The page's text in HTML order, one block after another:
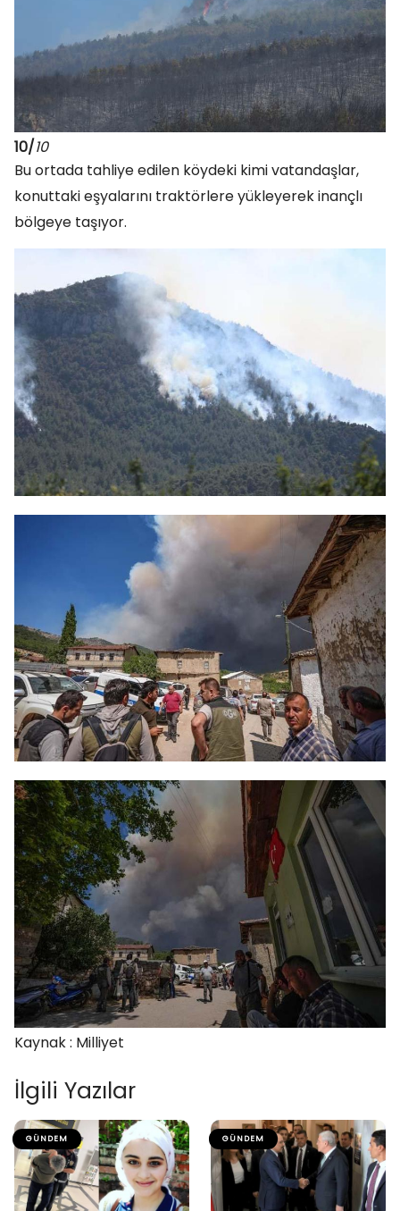
10/10
Bu ortada tahliye edilen köydeki kimi vatandaşlar,
konuttaki eşyalarını traktörlere yükleyerek inançlı
bölgeye taşıyor.
Kaynak : Milliyet
İlgili Yazılar
GÜNDEM GÜNDEM